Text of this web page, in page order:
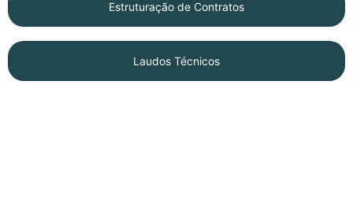
Estruturação de Contratos
Laudos Técnicos